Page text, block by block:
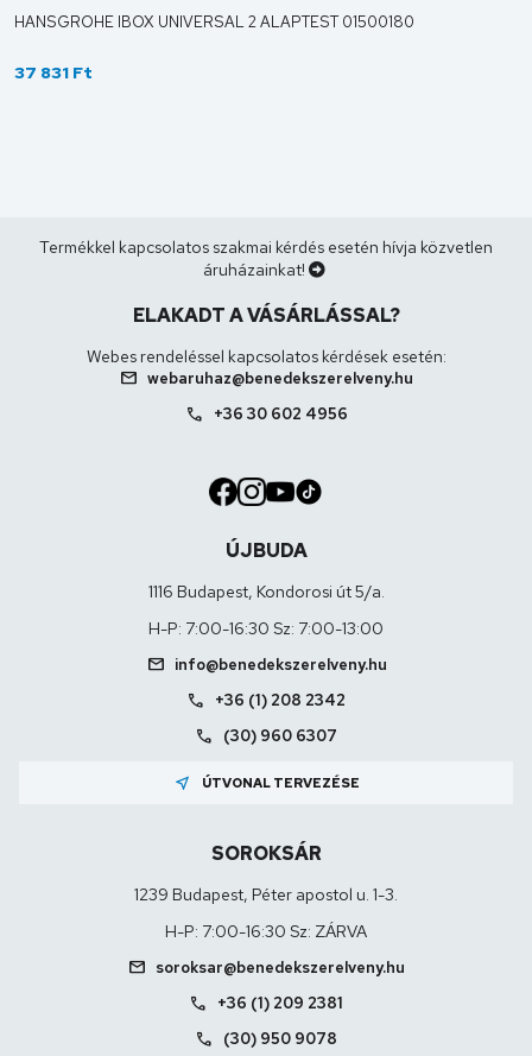
HANSGROHE IBOX UNIVERSAL 2 ALAPTEST 01500180
37 831 Ft
Termékkel kapcsolatos szakmai kérdés esetén hívja közvetlen
áruházainkat!
ELAKADT A VÁSÁRLÁSSAL?
Webes rendeléssel kapcsolatos kérdések esetén:
mail webaruhaz@benedekszerelveny.hu
call +36 30 602 4956
ÚJBUDA
1116 Budapest, Kondorosi út 5/a.
H-P: 7:00-16:30 Sz: 7:00-13:00
mail info@benedekszerelveny.hu
call +36 (1) 208 2342
call (30) 960 6307
near_me ÚTVONAL TERVEZÉSE
SOROKSÁR
1239 Budapest, Péter apostol u. 1-3.
H-P: 7:00-16:30 Sz: ZÁRVA
mail soroksar@benedekszerelveny.hu
call +36 (1) 209 2381
call (30) 950 9078